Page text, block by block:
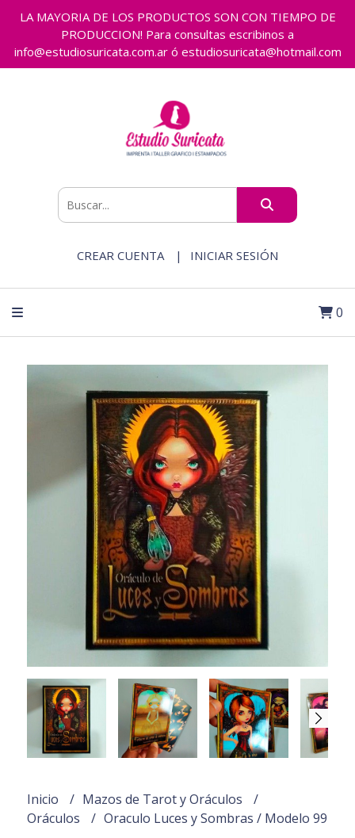
LA MAYORIA DE LOS PRODUCTOS SON CON TIEMPO DE
PRODUCCION! Para consultas escribinos a
info@estudiosuricata.com.ar ó estudiosuricata@hotmail.com
CREAR CUENTA INICIAR SESIÓN
0
Inicio
Mazos de Tarot y Oráculos
Oráculos
Oraculo Luces y Sombras / Modelo 99